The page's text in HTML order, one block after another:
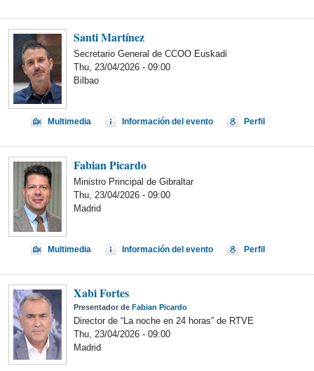
Santi Martínez
Secretario General de CCOO Euskadi
Thu, 23/04/2026 - 09:00
Bilbao
Multimedia Información del evento Perfil
Fabian Picardo
Ministro Principal de Gibraltar
Thu, 23/04/2026 - 09:00
Madrid
Multimedia Información del evento Perfil
Xabi Fortes
Presentador de Fabian Picardo
Director de “La noche en 24 horas” de RTVE
Thu, 23/04/2026 - 09:00
Madrid